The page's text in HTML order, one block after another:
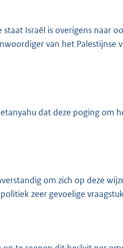
Israël is overigens naar
van het
dat deze poging om
om zich op deze
zeer gevoelige